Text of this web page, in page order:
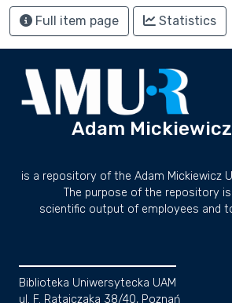
Full item page Statistics
Adam
is a repository of the Adam Mickiewicz
The purpose of the repository
scientific output of employees and
Biblioteka Uniwersytecka UAM
ul. F. Ratajczaka 38/40, Poznań